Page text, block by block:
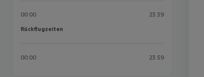
00:00 23:59
Rückflugzeiten
Rückflugzeiten
00:00 23:59